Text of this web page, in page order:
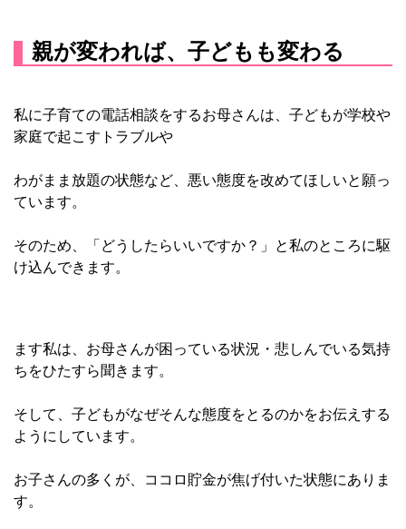
親が変われば、子どもも変わる
私に子育ての電話相談をするお母さんは、子どもが学校や
家庭で起こすトラブルや
わがまま放題の状態など、悪い態度を改めてほしいと願っ
ています。
そのため、「どうしたらいいですか？」と私のところに駆
け込んできます。
ます私は、お母さんが困っている状況・悲しんでいる気持
ちをひたすら聞きます。
そして、子どもがなぜそんな態度をとるのかをお伝えする
ようにしています。
お子さんの多くが、ココロ貯金が焦げ付いた状態にありま
す。